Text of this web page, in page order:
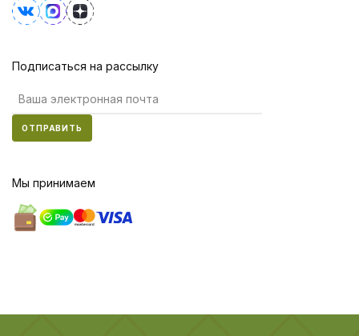
Подписаться на рассылку
ОТПРАВИТЬ
Мы принимаем